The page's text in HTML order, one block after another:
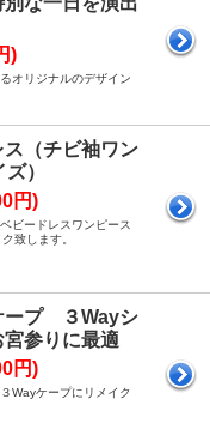
)
オリジナルのデザイン
ス（チビ袖ワン
）
円)
ビードレスワンピース
致します。
ープ ３Wayシ
参りに最適
円)
Wayケープにリメイク